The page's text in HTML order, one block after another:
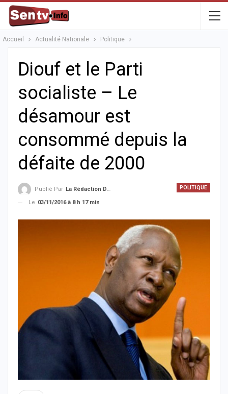
Accueil Actualité Nationale Politique
Diouf et le Parti
socialiste – Le
désamour est
consommé depuis la
défaite de 2000
POLITIQUE
Publié Par La Rédaction De La SenTV.info
Le 03/11/2016 à 8 h 17 min